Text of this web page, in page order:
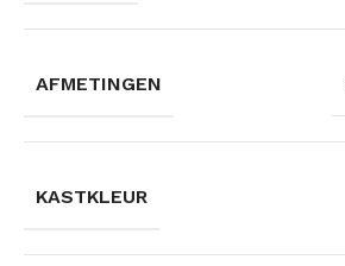
AFMETINGEN
KASTKLEUR